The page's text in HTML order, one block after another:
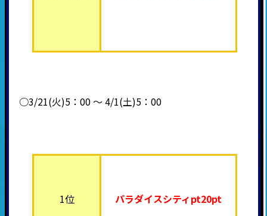
○3/21(火)5：00 ～ 4/1(土)5：00
1位 パラダイスシティpt20pt